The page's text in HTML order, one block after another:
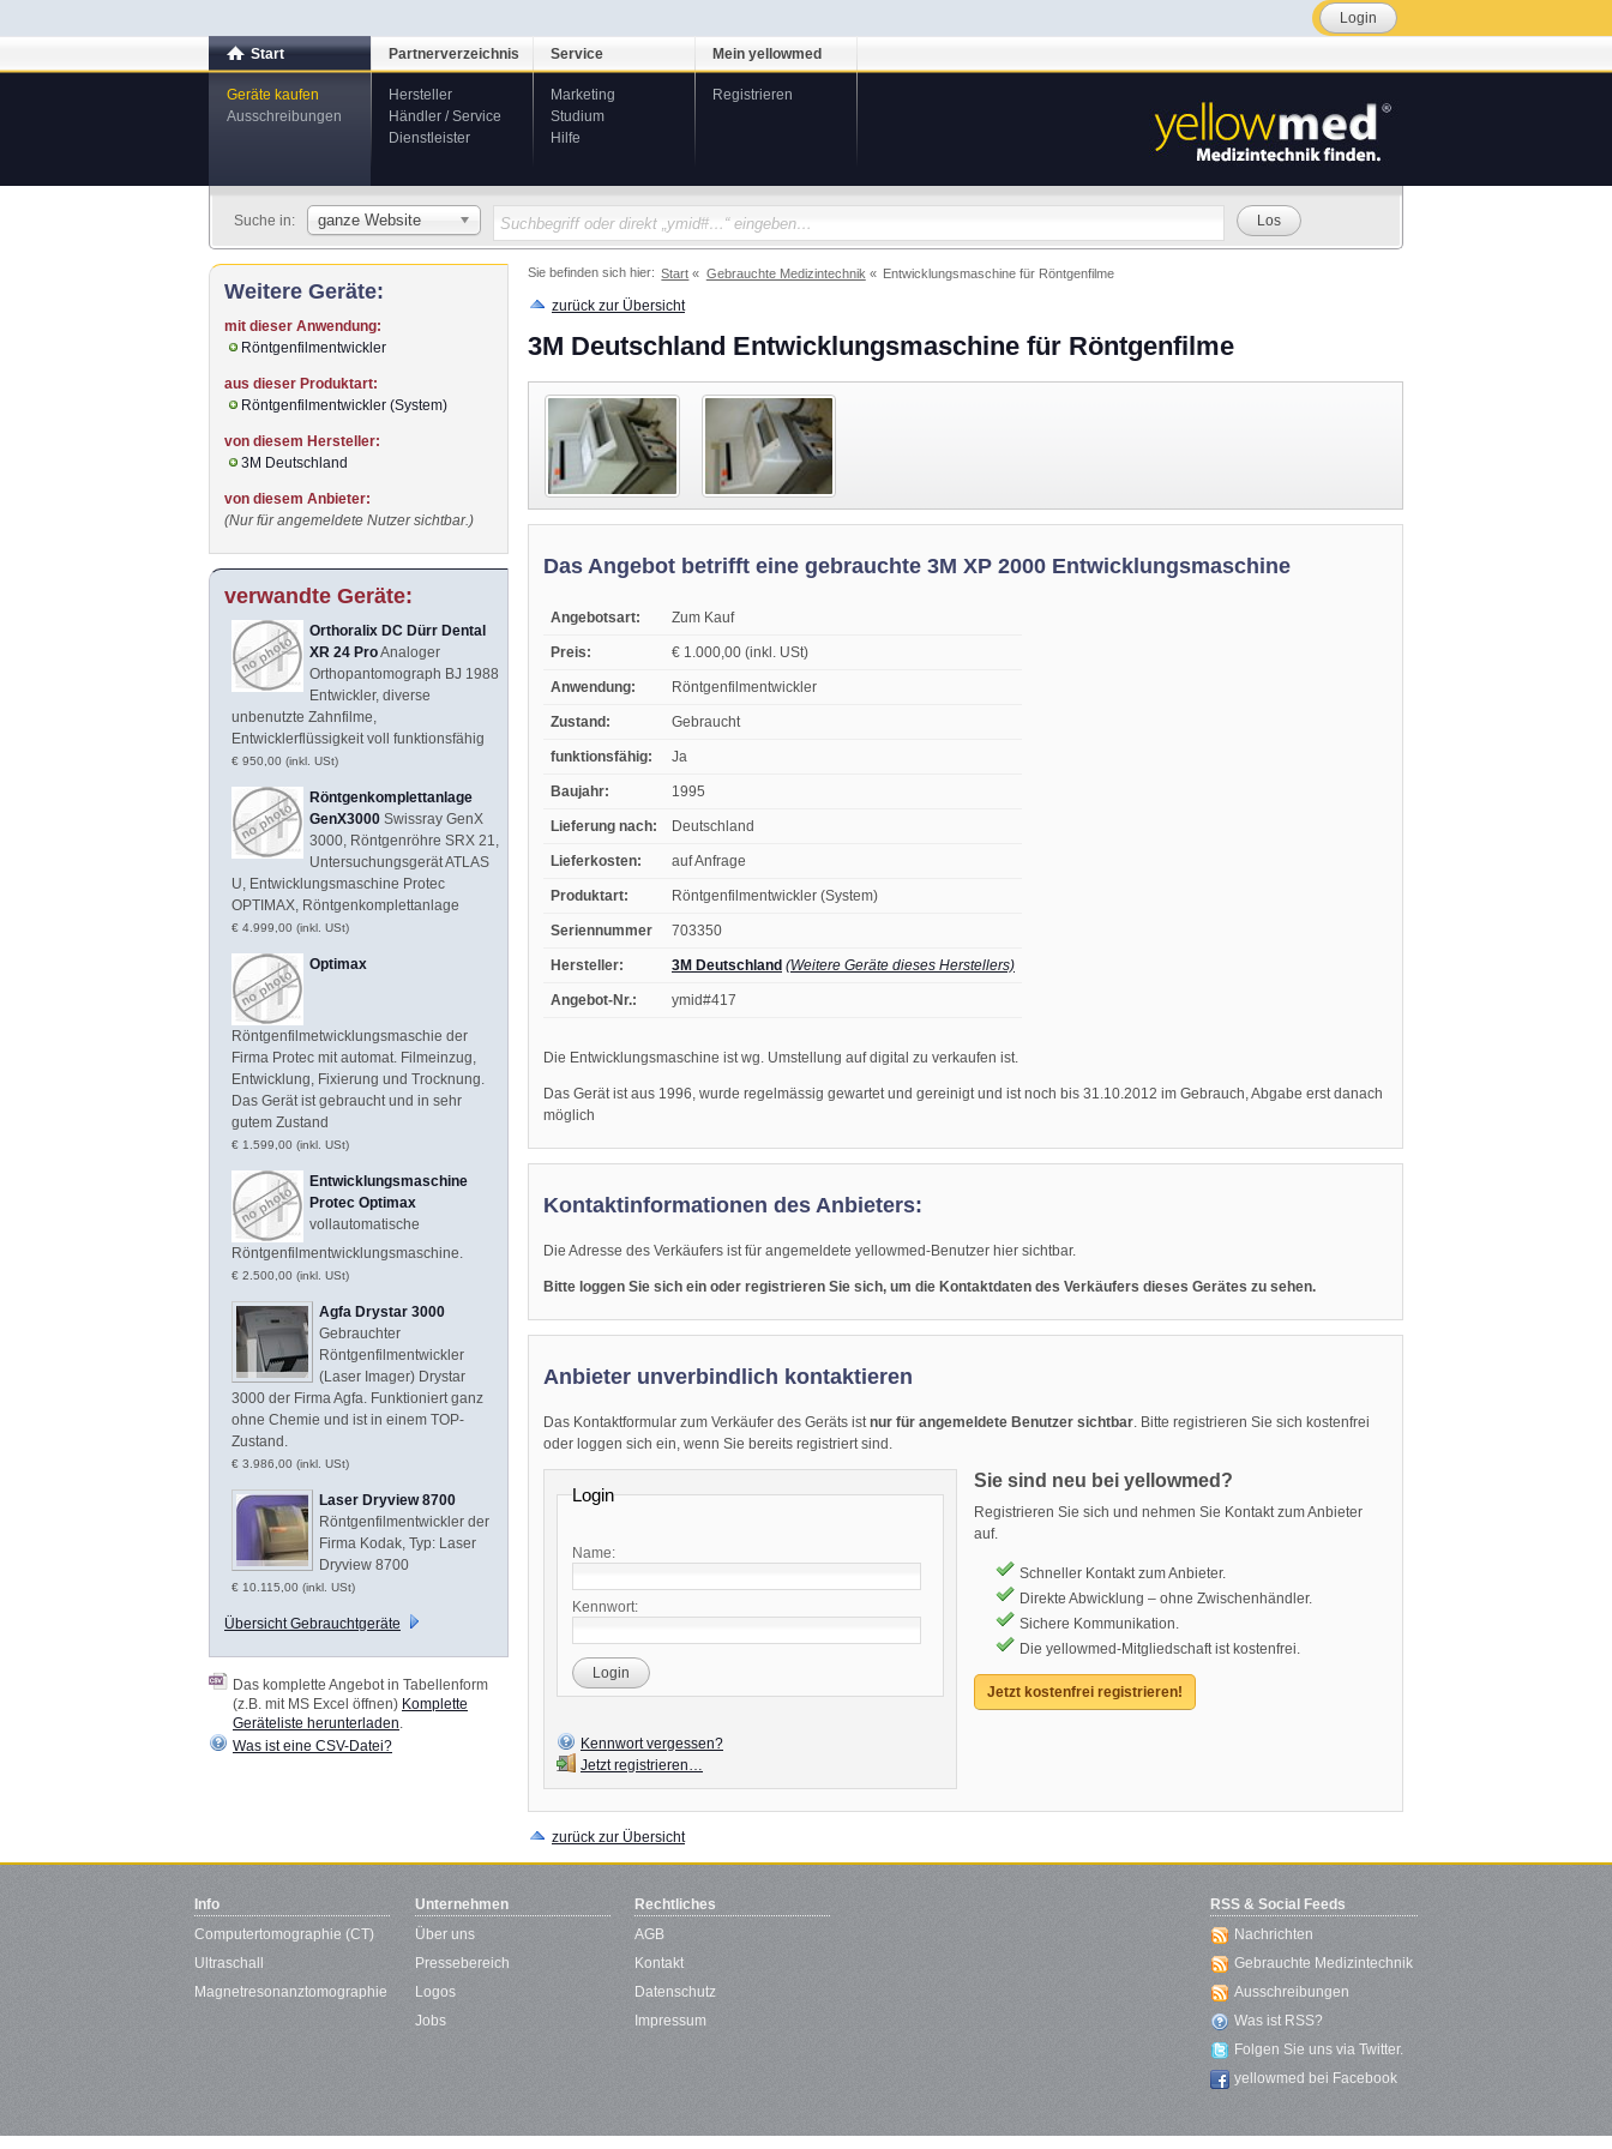
Login
Start
Geräte kaufen
Ausschreibungen
Partnerverzeichnis
Hersteller
Händler / Service
Dienstleister
Service
Marketing
Studium
Hilfe
Mein yellowmed
Registrieren
Suche in: ganze Website Los
Sie befinden sich hier: Start Gebrauchte Medizintechnik Entwicklungsmaschine für Röntgenfilme
zurück zur Übersicht
3M Deutschland Entwicklungsmaschine für Röntgenfilme
Das Angebot betrifft eine gebrauchte 3M XP 2000 Entwicklungsmaschine
Angebotsart: Zum Kauf
Preis: € 1.000,00 (inkl. USt)
Anwendung: Röntgenfilmentwickler
Zustand: Gebraucht
funktionsfähig: Ja
Baujahr: 1995
Lieferung nach: Deutschland
Lieferkosten: auf Anfrage
Produktart: Röntgenfilmentwickler (System)
Seriennummer 703350
Hersteller: 3M Deutschland (Weitere Geräte dieses Herstellers)
Angebot-Nr.: ymid#417
Die Entwicklungsmaschine ist wg. Umstellung auf digital zu verkaufen ist.
Das Gerät ist aus 1996, wurde regelmässig gewartet und gereinigt und ist noch bis 31.10.2012 im Gebrauch, Abgabe erst danach
möglich
Kontaktinformationen des Anbieters:
Die Adresse des Verkäufers ist für angemeldete yellowmed-Benutzer hier sichtbar.
Bitte loggen Sie sich ein oder registrieren Sie sich, um die Kontaktdaten des Verkäufers dieses Gerätes zu sehen.
Anbieter unverbindlich kontaktieren
Das Kontaktformular zum Verkäufer des Geräts ist nur für angemeldete Benutzer sichtbar . Bitte registrieren Sie sich kostenfrei
oder loggen sich ein, wenn Sie bereits registriert sind.
Login
Name:
Kennwort:
Login
Kennwort vergessen?
Jetzt registrieren…
Sie sind neu bei yellowmed?
Registrieren Sie sich und nehmen Sie Kontakt zum Anbieter
auf.
Schneller Kontakt zum Anbieter.
Direkte Abwicklung – ohne Zwischenhändler.
Sichere Kommunikation.
Die yellowmed-Mitgliedschaft ist kostenfrei.
Jetzt kostenfrei registrieren!
zurück zur Übersicht
Weitere Geräte:
mit dieser Anwendung:
Röntgenfilmentwickler
aus dieser Produktart:
Röntgenfilmentwickler (System)
von diesem Hersteller:
3M Deutschland
von diesem Anbieter:
(Nur für angemeldete Nutzer sichtbar.)
verwandte Geräte:
Orthoralix DC Dürr Dental
XR 24 ProAnaloger
Orthopantomograph BJ 1988
Entwickler, diverse
unbenutzte Zahnfilme,
Entwicklerflüssigkeit voll funktionsfähig
€ 950,00 (inkl. USt)
Röntgenkomplettanlage
GenX3000 Swissray GenX
3000, Röntgenröhre SRX 21,
Untersuchungsgerät ATLAS
U, Entwicklungsmaschine Protec
OPTIMAX, Röntgenkomplettanlage
€ 4.999,00 (inkl. USt)
Optimax
Röntgenfilmetwicklungsmaschie der
Firma Protec mit automat. Filmeinzug,
Entwicklung, Fixierung und Trocknung.
Das Gerät ist gebraucht und in sehr
gutem Zustand
€ 1.599,00 (inkl. USt)
Entwicklungsmaschine
Protec Optimax
vollautomatische
Röntgenfilmentwicklungsmaschine.
€ 2.500,00 (inkl. USt)
Agfa Drystar 3000
Gebrauchter
Röntgenfilmentwickler
(Laser Imager) Drystar
3000 der Firma Agfa. Funktioniert ganz
ohne Chemie und ist in einem TOP-
Zustand.
€ 3.986,00 (inkl. USt)
Laser Dryview 8700
Röntgenfilmentwickler der
Firma Kodak, Typ: Laser
Dryview 8700
€ 10.115,00 (inkl. USt)
Übersicht Gebrauchtgeräte
Das komplette Angebot in Tabellenform
(z.B. mit MS Excel öffnen) Komplette
Geräteliste herunterladen
Was ist eine CSV-Datei?
Info
Computertomographie (CT)
Ultraschall
Magnetresonanztomographie
Unternehmen
Über uns
Pressebereich
Logos
Jobs
Rechtliches
AGB
Kontakt
Datenschutz
Impressum
RSS & Social Feeds
Nachrichten
Gebrauchte Medizintechnik
Ausschreibungen
Was ist RSS?
Folgen Sie uns via Twitter.
yellowmed bei Facebook